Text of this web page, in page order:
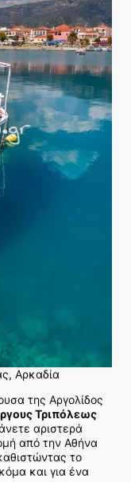
Αρκαδία
της Αργολίδος
Τριπόλεως
αριστερά
από την Αθήνα
το
και για ένα